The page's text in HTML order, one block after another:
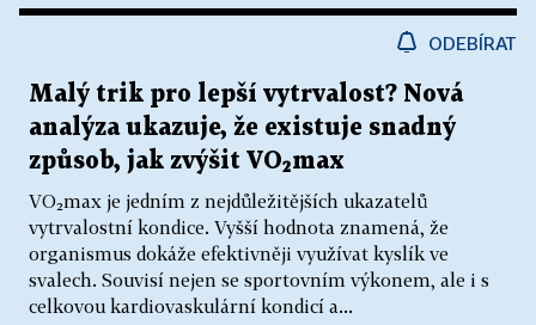
ODEBÍRAT
Malý trik pro lepší vytrvalost? Nová
analýza ukazuje, že existuje snadný
způsob, jak zvýšit VO₂max
VO₂max je jedním z nejdůležitějších ukazatelů
vytrvalostní kondice. Vyšší hodnota znamená, že
organismus dokáže efektivněji využívat kyslík ve
svalech. Souvisí nejen se sportovním výkonem, ale i s
celkovou kardiovaskulární kondicí a...